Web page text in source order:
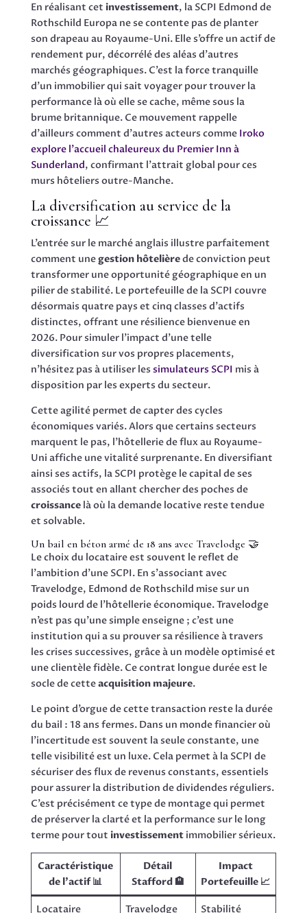
En réalisant cet investissement, la SCPI Edmond de
Rothschild Europa ne se contente pas de planter
son drapeau au Royaume-Uni. Elle s’offre un actif de
rendement pur, décorrélé des aléas d’autres
marchés géographiques. C’est la force tranquille
d’un immobilier qui sait voyager pour trouver la
performance là où elle se cache, même sous la
brume britannique. Ce mouvement rappelle
d’ailleurs comment d’autres acteurs comme Iroko
explore l’accueil chaleureux du Premier Inn à
Sunderland, confirmant l’attrait global pour ces
murs hôteliers outre-Manche.
La diversification au service de la
croissance 📈
L’entrée sur le marché anglais illustre parfaitement
comment unegestion hôtelièrede conviction peut
transformer une opportunité géographique en un
pilier de stabilité. Le portefeuille de la SCPI couvre
désormais quatre pays et cinq classes d’actifs
distinctes, offrant une résilience bienvenue en
2026. Pour simuler l’impact d’une telle
diversification sur vos propres placements,
n’hésitez pas à utiliser les simulateurs SCPI mis à
disposition par les experts du secteur.
Cette agilité permet de capter des cycles
économiques variés. Alors que certains secteurs
marquent le pas, l’hôtellerie de flux au Royaume-
Uni affiche une vitalité surprenante. En diversifiant
ainsi ses actifs, la SCPI protège le capital de ses
associés tout en allant chercher des poches de
croissancelà où la demande locative reste tendue
et solvable.
Un bail en béton armé de 18 ans avec Travelodge 🤝
Le choix du locataire est souvent le reflet de
l’ambition d’une SCPI. En s’associant avec
Travelodge, Edmond de Rothschild mise sur un
poids lourd de l’hôtellerie économique. Travelodge
n’est pas qu’une simple enseigne ; c’est une
institution qui a su prouver sa résilience à travers
les crises successives, grâce à un modèle optimisé et
une clientèle fidèle. Ce contrat longue durée est le
socle de cetteacquisition majeure.
Le point d’orgue de cette transaction reste la durée
du bail : 18 ans fermes. Dans un monde financier où
l’incertitude est souvent la seule constante, une
telle visibilité est un luxe. Cela permet à la SCPI de
sécuriser des flux de revenus constants, essentiels
pour assurer la distribution de dividendes réguliers.
C’est précisément ce type de montage qui permet
de préserver la clarté et la performance sur le long
terme pour tout investissementimmobilier sérieux.
Caractéristique
de l’actif 📊
Détail
Stafford 🏨
Impact
Portefeuille 📈
Locataire Travelodge Stabilité